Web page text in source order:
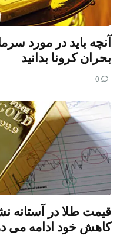
آنچه باید در مورد
بحران کرونا بدانید
قیمت طلا در آستانه
کاهش خود ادامه می